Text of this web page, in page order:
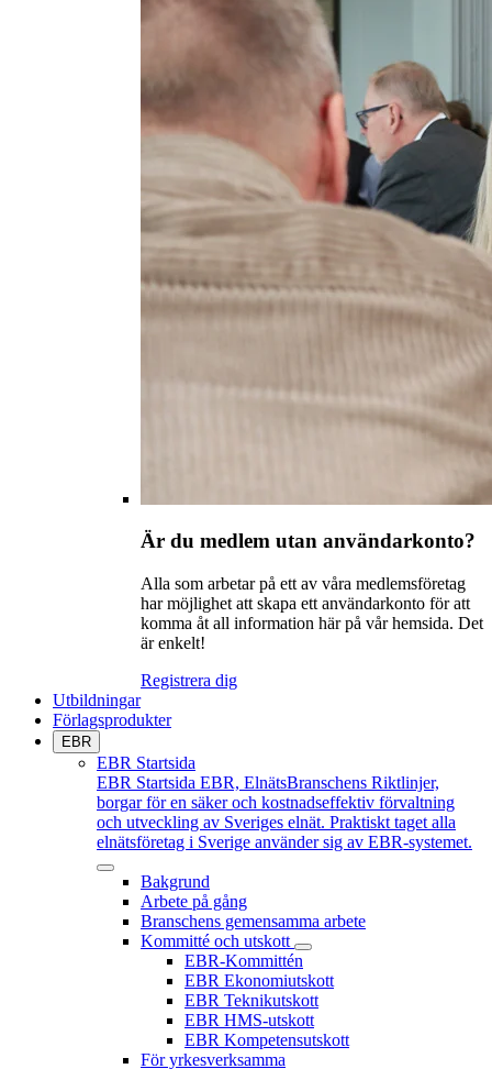
Är du medlem utan användarkonto?
Alla som arbetar på ett av våra medlemsföretag
har möjlighet att skapa ett användarkonto för att
komma åt all information här på vår hemsida. Det
är enkelt!
Registrera dig
Utbildningar
Förlagsprodukter
EBR
EBR Startsida
EBR Startsida EBR, ElnätsBranschens Riktlinjer,
borgar för en säker och kostnadseffektiv förvaltning
och utveckling av Sveriges elnät. Praktiskt taget alla
elnätsföretag i Sverige använder sig av EBR-systemet.
Bakgrund
Arbete på gång
Branschens gemensamma arbete
Kommitté och utskott
EBR-Kommittén
EBR Ekonomiutskott
EBR Teknikutskott
EBR HMS-utskott
EBR Kompetensutskott
För yrkesverksamma